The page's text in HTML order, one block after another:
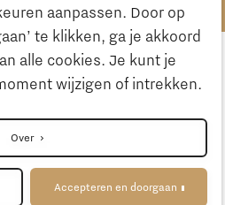
aanpassen. Door op
te klikken, ga je akkoord
alle cookies. Je kunt je
wijzigen of intrekken.
Over
Accepteren en doorgaan
Nomineer jouw vakheld